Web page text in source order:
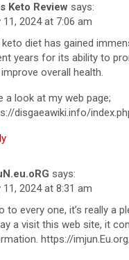
Keto Review says:
11, 2024 at 7:06 am
keto diet has gained
years for its ability to
overall health.
a look at my web page;
disgaeawiki.info/
says:
11, 2024 at 8:31 am
to every one, it’s really a
a visit this web site, it
https://